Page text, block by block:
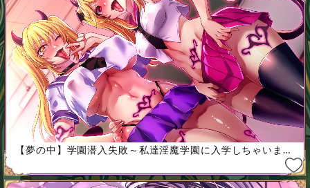
【夢の中】学園潜入失敗～私達淫魔学園に入学しちゃいま…